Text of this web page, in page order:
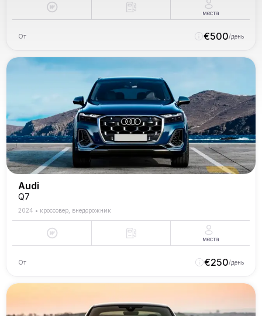
места
От €500/день
Audi
Q7
2024 • кроссовер, внедорожник
места
От €250/день